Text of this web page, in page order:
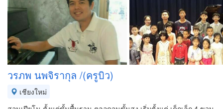
วรภพ นพจิรากุล /(ครูบิว)
เชียงใหม่